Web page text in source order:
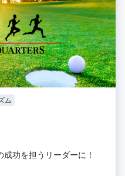
ム
功を担うリーダーに！